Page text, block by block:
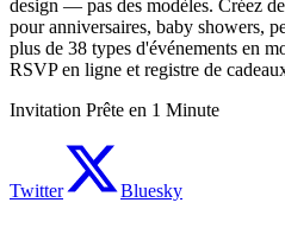
design — pas des modèles. Créez
pour anniversaires, baby showers,
plus de 38 types d'événements en
RSVP en ligne et registre de
Invitation Prête en 1 Minute
Twitter Bluesky